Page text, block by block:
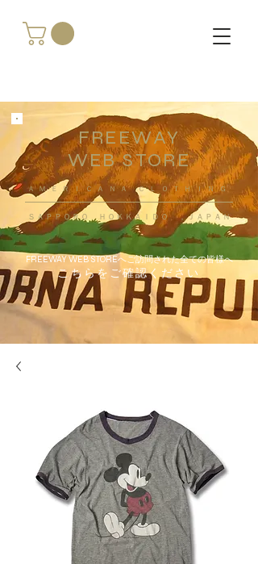
FREEWAY
WEB STORE
​ＡＭＥＲＩＣＡＮＡ ＣＬＯＴＨＩＮＧ
ＳＡＰＰＯＲＯ ＨＯＫＫＡＩＤＯ ，ＪＡＰＡＮ
FREEWAY WEB STOREへご訪問された全ての皆様へ
こちらをご確認ください